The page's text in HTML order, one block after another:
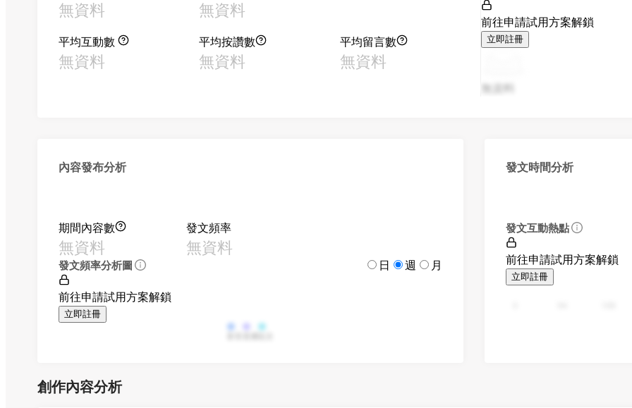
無資料 無資料
平均互動數
無資料
平均按讚數
無資料
平均留言數
無資料
前往申請試用方案解鎖
立即註冊
無資料
內容發布分析
期間內容數
無資料
發文頻率
無資料
發文頻率分析圖 日 週 月
前往申請試用方案解鎖
立即註冊
發文時間分析
發文互動熱點
前往申請試用方案解鎖
立即註冊
創作內容分析